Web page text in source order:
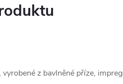
z bavlněné příze,